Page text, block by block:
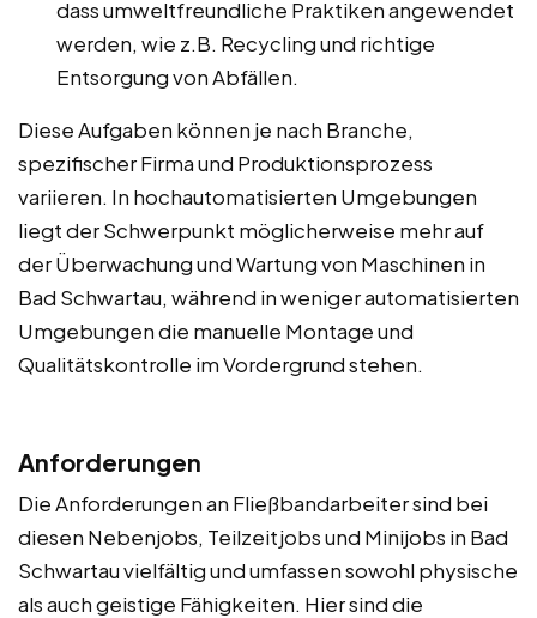
dass umweltfreundliche Praktiken angewendet
werden, wie z.B. Recycling und richtige
Entsorgung von Abfällen.
Diese Aufgaben können je nach Branche,
spezifischer Firma und Produktionsprozess
variieren. In hochautomatisierten Umgebungen
liegt der Schwerpunkt möglicherweise mehr auf
der Überwachung und Wartung von Maschinen in
Bad Schwartau, während in weniger automatisierten
Umgebungen die manuelle Montage und
Qualitätskontrolle im Vordergrund stehen.
Anforderungen
Die Anforderungen an Fließbandarbeiter sind bei
diesen Nebenjobs, Teilzeitjobs und Minijobs in Bad
Schwartau vielfältig und umfassen sowohl physische
als auch geistige Fähigkeiten. Hier sind die